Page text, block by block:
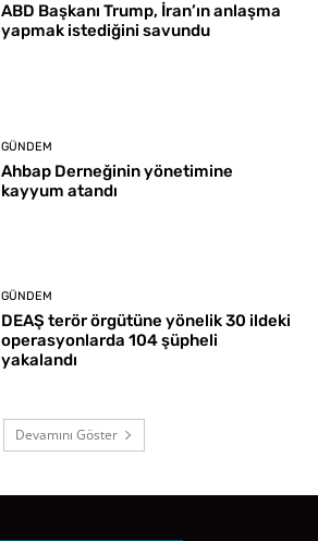
ABD Başkanı Trump, İran’ın anlaşma
yapmak istediğini savundu
GÜNDEM
Ahbap Derneğinin yönetimine
kayyum atandı
GÜNDEM
DEAŞ terör örgütüne yönelik 30 ildeki
operasyonlarda 104 şüpheli
yakalandı
Devamını Göster